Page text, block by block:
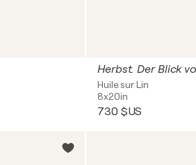
Herbst. Der Blick
Huile sur Lin
8x20in
730 $US